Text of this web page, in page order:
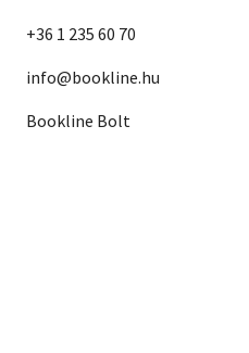
+36 1 235 60 70
info@bookline.hu
Bookline Bolt